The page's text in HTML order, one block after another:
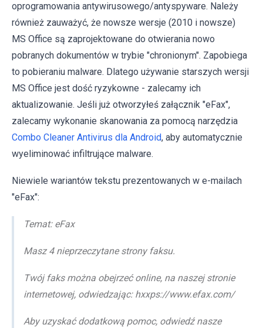
oprogramowania antywirusowego/antyspyware. Należy
również zauważyć, że nowsze wersje (2010 i nowsze)
MS Office są zaprojektowane do otwierania nowo
pobranych dokumentów w trybie "chronionym". Zapobiega
to pobieraniu malware. Dlatego używanie starszych wersji
MS Office jest dość ryzykowne - zalecamy ich
aktualizowanie. Jeśli już otworzyłeś załącznik "eFax",
zalecamy wykonanie skanowania za pomocą narzędzia
Combo Cleaner Antivirus dla Android, aby automatycznie
wyeliminować infiltrujące malware.
Niewiele wariantów tekstu prezentowanych w e-mailach
"eFax":
Temat: eFax
Masz 4 nieprzeczytane strony faksu.
Twój faks można obejrzeć online, na naszej stronie
internetowej, odwiedzając: hxxps://www.efax.com/
Aby uzyskać dodatkową pomoc, odwiedź nasze